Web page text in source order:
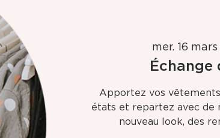
mer. 16 mars
Échange
Apportez vos
états et repartez avec de
nouveau look, des